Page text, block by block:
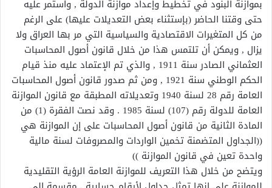
بموازنة البنود في تخطيط وإعداد موازنة الدولة , وأستمر عليه
حتى وقتنا الحاضر (بإستثناء بعض التعديلات عليها) على الرغم
من كل المتغيرات الاقتصادية والسياسية التي مر بها العراق ولا
يزال , ويمكن أن تلتمس هذا من خلال قانون أصول المحاسبات
العثماني الصادر سنة 1911 , والذي تم الإعتماد عليه منذ قيام
الحكم الوطني سنة 1921 , ومن ثم صدور قانون أصول المحاسبات
العامة رقم 28 لسنة 1940 وتعديلاته المطبقة مع قانون الموازنة
العامة للدولة رقم (107) لسنة 1985 . وقد نصت الفقرة (1) من
المادة الثانية من قانون أصول المحاسبات على إن الموازنة هي
((الجداول المتضمنة تخمين الواردات والمصروفات لسنة مالية
واحدة تعين في قانون الموازنة ))
ويتضح من خلال هذا التعريف للموازنة العامة الرؤية التقليدية